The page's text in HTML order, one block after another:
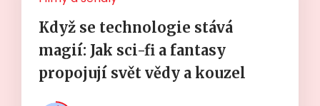
Když se technologie stává
magií: Jak sci-fi a fantasy
propojují svět vědy a kouzel